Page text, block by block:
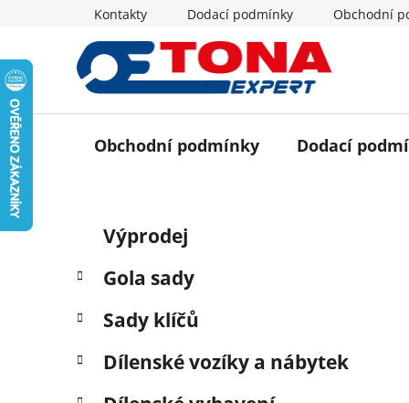
Kontakty Dodací podmínky Obchodní
Obchodní podmínky Dodací
s
r
n
n
Přeskočit
kategorie
e
o
i
Výprodej
Gola sady
Sady klíčů
Dílenské vozíky a nábytek